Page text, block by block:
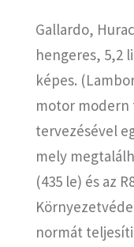
Gallardo,
hengeres, 5,2
képes.
motor modern
tervezésével
mely
(435 le) és az
normát